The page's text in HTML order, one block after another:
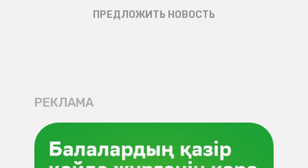
ПРЕДЛОЖИТЬ НОВОСТЬ
РЕКЛАМА